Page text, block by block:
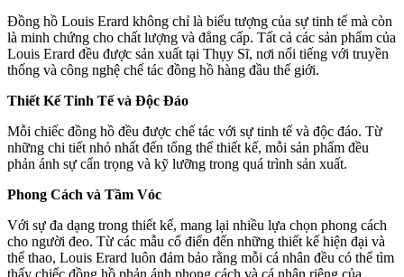
Đồng hồ Louis Erard không chỉ là biểu tượng của sự tinh tế mà còn
là minh chứng cho chất lượng và đẳng cấp. Tất cả các sản phẩm của
Louis Erard đều được sản xuất tại Thụy Sĩ, nơi nổi tiếng với truyền
thống và công nghệ chế tác đồng hồ hàng đầu thế giới.
Thiết Kế Tinh Tế và Độc Đáo
Mỗi chiếc đồng hồ đều được chế tác với sự tinh tế và độc đáo. Từ
những chi tiết nhỏ nhất đến tổng thể thiết kế, mỗi sản phẩm đều
phản ánh sự cẩn trọng và kỹ lưỡng trong quá trình sản xuất.
Phong Cách và Tầm Vóc
Với sự đa dạng trong thiết kế, mang lại nhiều lựa chọn phong cách
cho người đeo. Từ các mẫu cổ điển đến những thiết kế hiện đại và
thể thao, Louis Erard luôn đảm bảo rằng mỗi cá nhân đều có thể tìm
thấy chiếc đồng hồ phản ánh phong cách và cá nhân riêng của